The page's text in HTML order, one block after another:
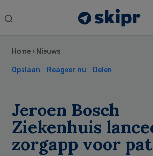
Search
Home › Nieuws
Opslaan Reageer nu Delen
Jeroen Bosch
Ziekenhuis
zorgapp voor
Sidebar